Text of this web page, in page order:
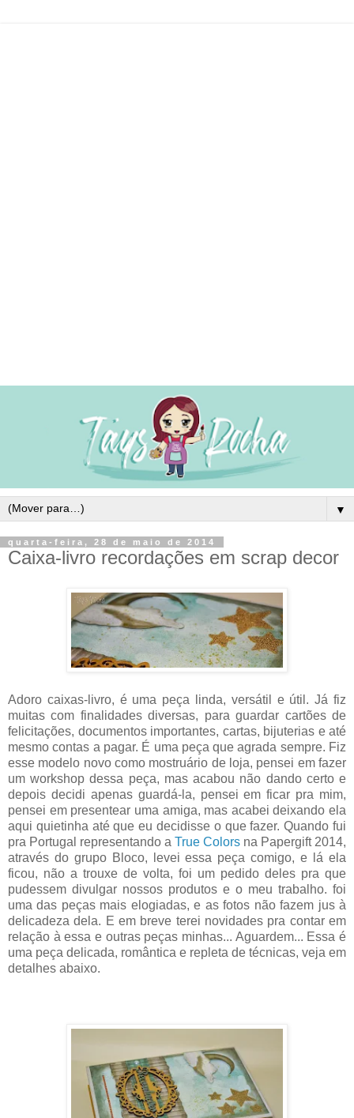
▼
quarta-feira, 28 de maio de 2014
Caixa-livro recordações em scrap decor
Adoro caixas-livro, é uma peça linda, versátil e útil. Já fiz
muitas com finalidades diversas, para guardar cartões de
felicitações, documentos importantes, cartas, bijuterias e até
mesmo contas a pagar. É uma peça que agrada sempre. Fiz
esse modelo novo como mostruário de loja, pensei em fazer
um workshop dessa peça, mas acabou não dando certo e
depois decidi apenas guardá-la, pensei em ficar pra mim,
pensei em presentear uma amiga, mas acabei deixando ela
aqui quietinha até que eu decidisse o que fazer. Quando fui
pra Portugal representando a True Colors na Papergift 2014,
através do grupo Bloco, levei essa peça comigo, e lá ela
ficou, não a trouxe de volta, foi um pedido deles pra que
pudessem divulgar nossos produtos e o meu trabalho. foi
uma das peças mais elogiadas, e as fotos não fazem jus à
delicadeza dela. E em breve terei novidades pra contar em
relação à essa e outras peças minhas... Aguardem... Essa é
uma peça delicada, romântica e repleta de técnicas, veja em
detalhes abaixo.